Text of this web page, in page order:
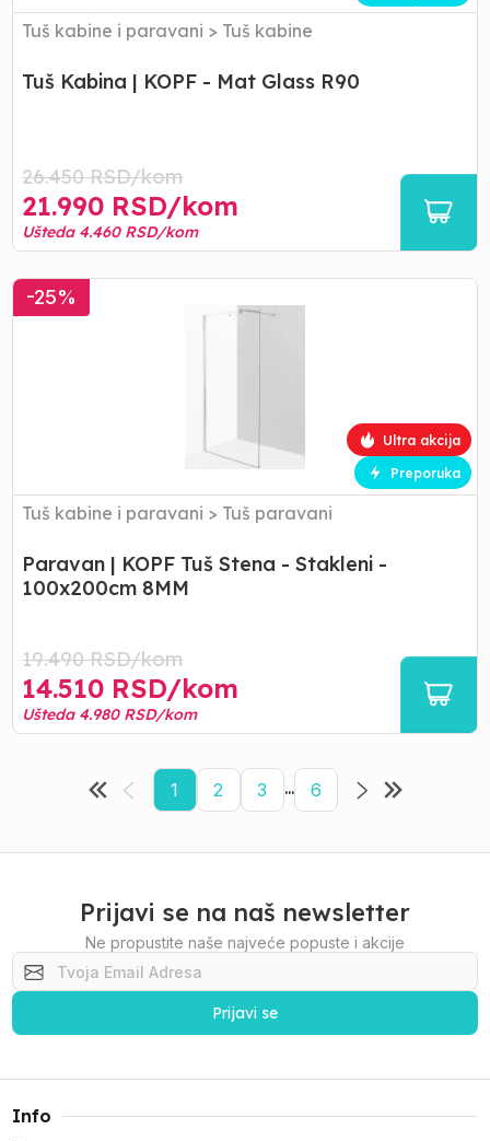
Tuš kabine i paravani > Tuš kabine
Tuš Kabina | KOPF - Mat Glass R90
26.450RSD/kom
21.990 RSD/kom
Ušteda 4.460RSD/kom
Paravan
|
-25%
Ultra akcija
Preporuka
Tuš kabine i paravani > Tuš paravani
Paravan | KOPF Tuš Stena - Stakleni -
100x200cm 8MM
19.490RSD/kom
14.510 RSD/kom
Ušteda 4.980RSD/kom
1 2 3 ... 6
Prijavi se na naš newsletter
Ne propustite naše najveće popuste i akcije
Prijavi se
Info